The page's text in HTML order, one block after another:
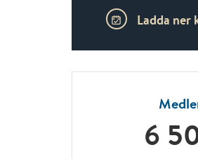
Ladda ner
6